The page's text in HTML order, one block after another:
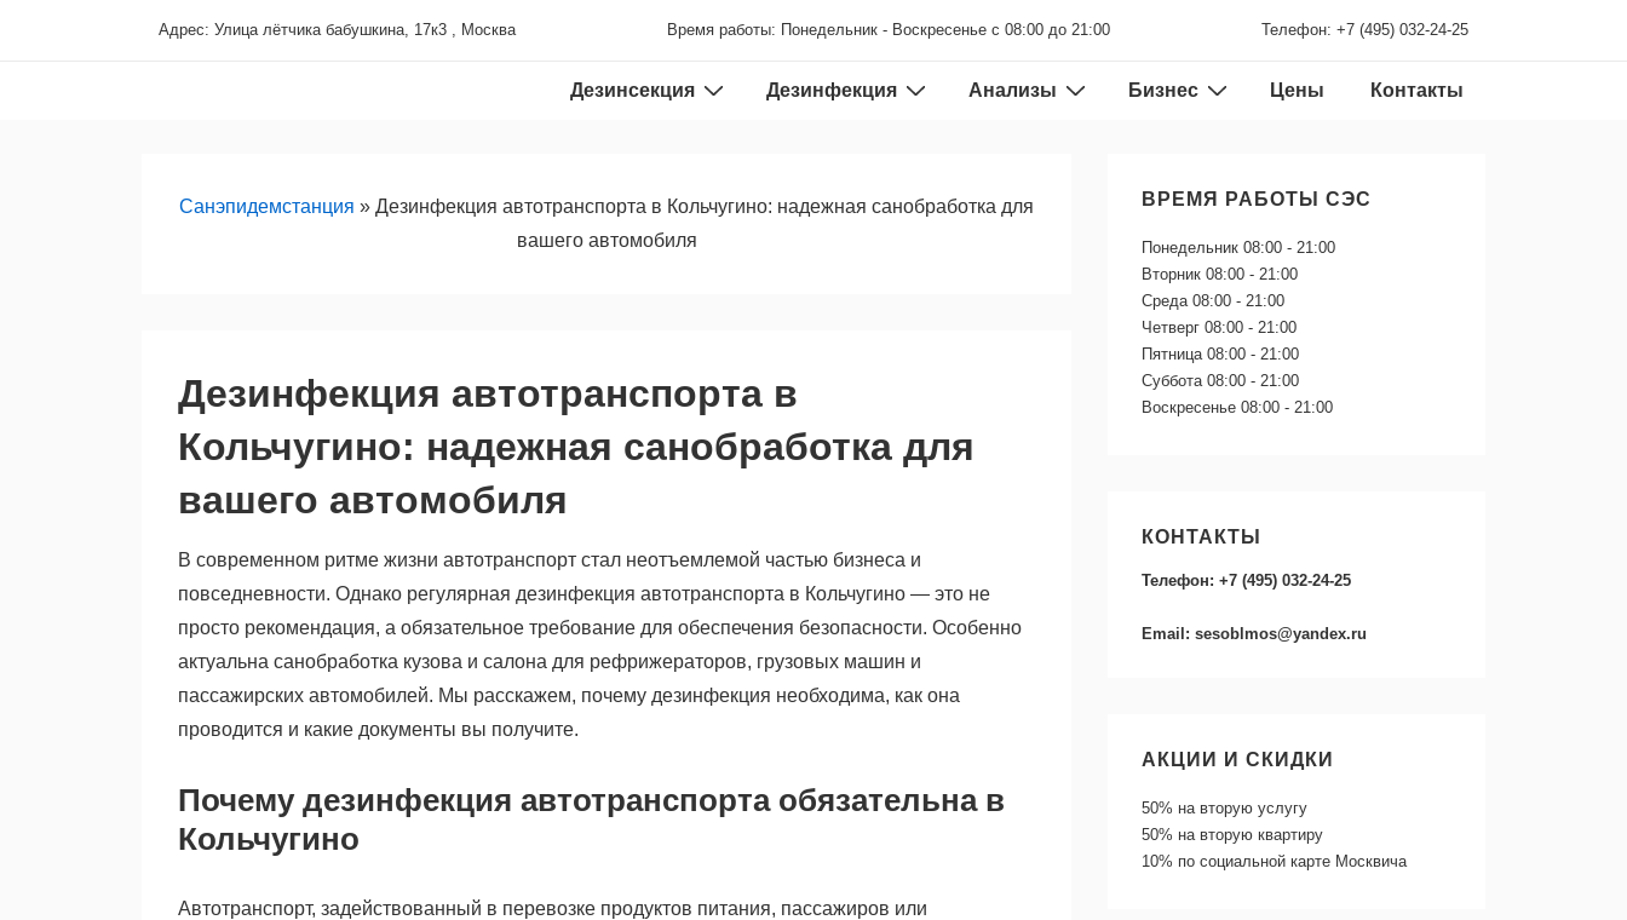
Адрес: Улица лётчика бабушкина, 17к3 , Москва Время работы: Понедельник - Воскресенье с 08:00 до 21:00 Телефон: +7 (495) 032-24-25
Дезинсекция Дезинфекция Анализы Бизнес Цены Контакты
Санэпидемстанция » Дезинфекция автотранспорта в Кольчугино: надежная санобработка для
вашего автомобиля
Дезинфекция автотранспорта в
Кольчугино: надежная санобработка для
вашего автомобиля
В современном ритме жизни автотранспорт стал неотъемлемой частью бизнеса и
повседневности. Однако регулярная дезинфекция автотранспорта в Кольчугино — это не
просто рекомендация, а обязательное требование для обеспечения безопасности. Особенно
актуальна санобработка кузова и салона для рефрижераторов, грузовых машин и
пассажирских автомобилей. Мы расскажем, почему дезинфекция необходима, как она
проводится и какие документы вы получите.
Почему дезинфекция автотранспорта обязательна в
Кольчугино
Автотранспорт, задействованный в перевозке продуктов питания, пассажиров или
ВРЕМЯ РАБОТЫ СЭС
Понедельник 08:00 - 21:00
Вторник 08:00 - 21:00
Среда 08:00 - 21:00
Четверг 08:00 - 21:00
Пятница 08:00 - 21:00
Суббота 08:00 - 21:00
Воскресенье 08:00 - 21:00
КОНТАКТЫ
Телефон: +7 (495) 032-24-25
Email: sesoblmos@yandex.ru
АКЦИИ И СКИДКИ
50% на вторую услугу
50% на вторую квартиру
10% по социальной карте Москвича